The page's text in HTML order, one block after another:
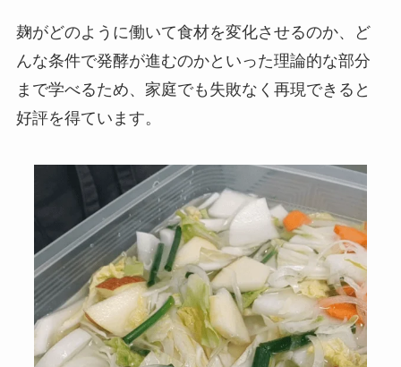
麹がどのように働いて食材を変化させるのか、ど
んな条件で発酵が進むのかといった理論的な部分
まで学べるため、家庭でも失敗なく再現できると
好評を得ています。